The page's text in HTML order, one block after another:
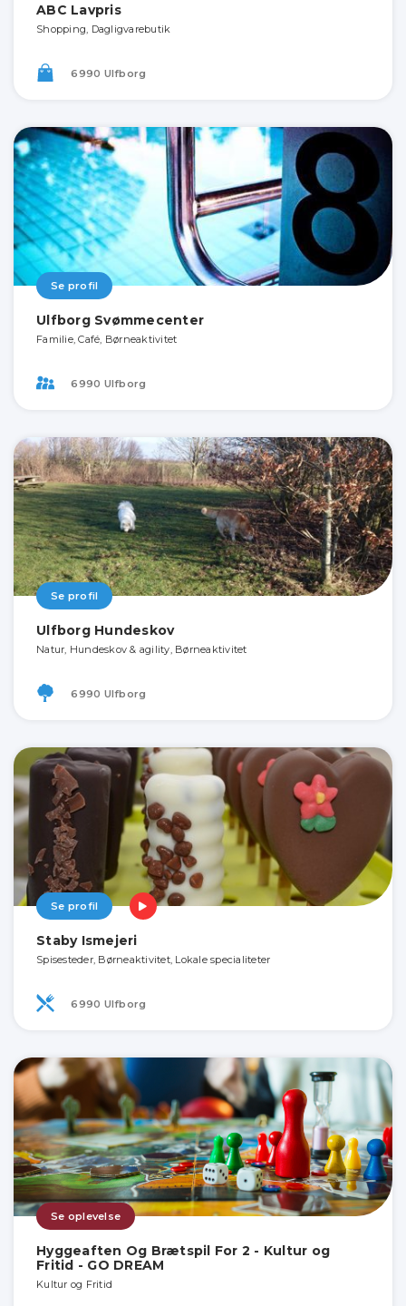
ABC Lavpris
Shopping, Dagligvarebutik
6990 Ulfborg
Se profil
Ulfborg Svømmecenter
Familie, Café, Børneaktivitet
6990 Ulfborg
Se profil
Ulfborg Hundeskov
Natur, Hundeskov & agility, Børneaktivitet
6990 Ulfborg
Se profil
Staby Ismejeri
Spisesteder, Børneaktivitet, Lokale specialiteter
6990 Ulfborg
Se oplevelse
Hyggeaften Og Brætspil For 2 - Kultur og
Fritid - GO DREAM
Kultur og Fritid